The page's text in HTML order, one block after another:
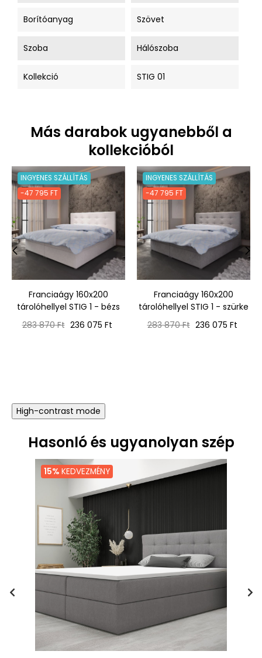
Borítóanyag Szövet
Szoba Hálószoba
Kollekció STIG 01
Más darabok ugyanebből a
kollekcióból
INGYENES SZÁLLÍTÁS
-47 795 FT
Franciaágy 160x200
tárolóhellyel STIG 1 - bézs
Normál
283 870 Ft Ár
236 075 Ft
INGYENES SZÁLLÍTÁS
-47 795 FT
Franciaágy 160x200
tárolóhellyel STIG 1 - szürke
Normál
283 870 Ft Ár
236 075 Ft
›
High-contrast mode
Hasonló és ugyanolyan szép
15% KEDVEZMÉNY